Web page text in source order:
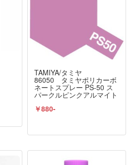
TAMIYA/タミヤ
86050 タミヤポリカーボ
ネートスプレー PS-50 ス
パークルピンクアルマイト
￥880-